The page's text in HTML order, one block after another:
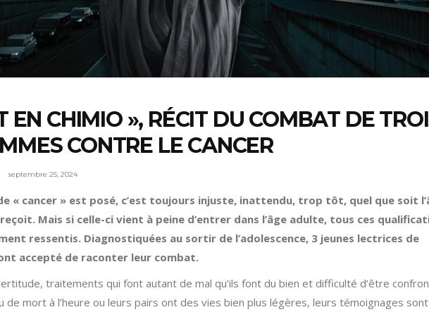
EN CHIMIO », RÉCIT DU COMBAT DE
CONTRE LE CANCER
septembre 25, 2024
« cancer » est posé, c’est toujours injuste, inattendu, trop tôt, quel que soit
Mais si celle-ci vient à peine d’entrer dans l’âge adulte, tous ces
ressentis. Diagnostiquées au sortir de l’adolescence, 3 jeunes lectrices de
accepté de raconter leur combat.
traitements qui font autant de mal qu’ils font du bien et difficulté d’être
de mort à l’heure ou leurs pairs ont des vies bien plus légères, leurs témoignages